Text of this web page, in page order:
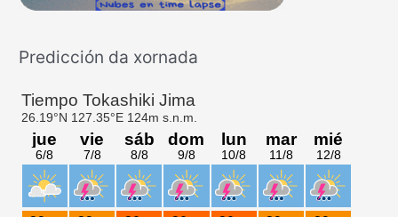
Predicción da xornada